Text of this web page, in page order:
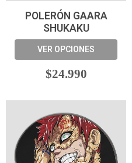
POLERÓN GAARA
SHUKAKU
VER OPCIONES
$24.990